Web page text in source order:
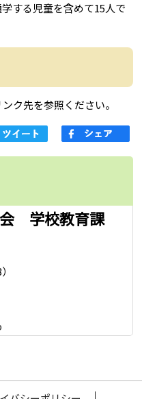
する児童を含めて15人で
ク先を参照ください。
学校教育課